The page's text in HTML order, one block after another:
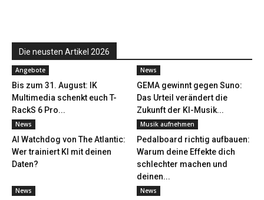
Die neusten Artikel 2026
Angebote
Bis zum 31. August: IK
Multimedia schenkt euch T-
RackS 6 Pro...
News
GEMA gewinnt gegen Suno:
Das Urteil verändert die
Zukunft der KI-Musik...
News
AI Watchdog von The Atlantic:
Wer trainiert KI mit deinen
Daten?
Musik aufnehmen
Pedalboard richtig aufbauen:
Warum deine Effekte dich
schlechter machen und
deinen...
News News